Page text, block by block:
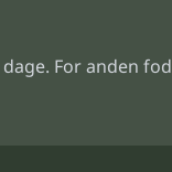
For anden